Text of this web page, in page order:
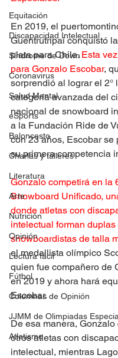
Equitación
Discapacidad Intelectual
Síndrome de Down
Coronavirus
Salud Mental
eSports
Baloncesto
Charlas y talleres
Literatura
Arte
Nutrición
Opinión
Lectura fácil
Fútbol
Columnas de Opinión
JJMM de Olimpiadas
Atletismo
En 2019, el
Guentrutripai conquistó
plata para Chile. Esta
para Gonzalo Escobar,
sorprendió al lograr el 2°
categoría avanzada del
nacional de snowboard
a la Fundación Ride de
con 23 años, Escobar se
su primera competencia
Gonzalo competirá en la
Snowboard Unificado,
donde atletas con
intelectual forman duplas
snowboardistas de talla
el medallista olímpico
quien fue compañero de
en 2019 y ahora hará
Escobar.
De esa manera, Gonzalo
otros atletas con
intelectual, mientras